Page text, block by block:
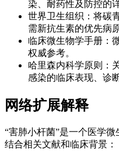
染、耐药性及防控的
世界卫生组织：将碳
需新抗生素的优先病
临床微生物学手册：
权威参考。
哈里森内科学原则：
感染的临床表现、诊
网络扩展解释
“害肺小杆菌”是一个医学
结合相关文献和临床背景：